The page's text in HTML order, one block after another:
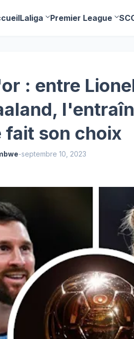
Laliga Premier League
: entre
fait son choix
-septembre 10, 2023